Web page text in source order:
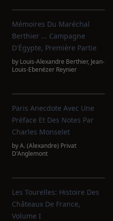
Mémoires Du Maréchal
Berthier ... Campagne
D'Égypte, Première Partie
by Louis-Alexandre Berthier, Jean-
Louis-Ebenézer Reynier
Paris Anecdote Avec Une
Préface Et Des Notes Par
Charles Monselet
byA. (Alexandre) Privat
D'Anglemont
Les Tourelles: Histoire Des
Châteaux De France,
Volume I